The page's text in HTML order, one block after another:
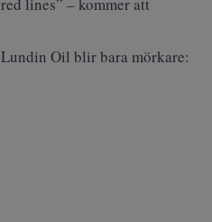
Oil blir bara mörkare: